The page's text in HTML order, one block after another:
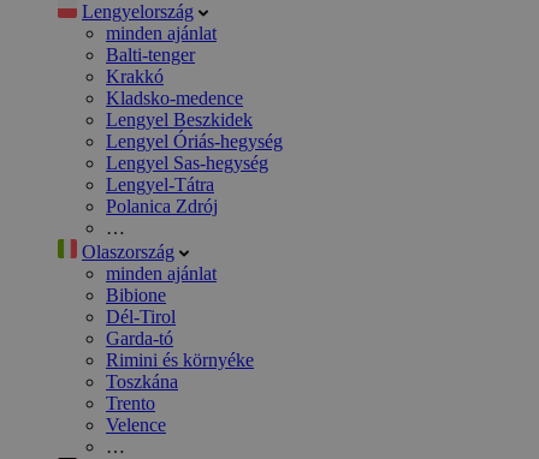
Lengyelország
minden ajánlat
Balti-tenger
Krakkó
Kladsko-medence
Lengyel Beszkidek
Lengyel Óriás-hegység
Lengyel Sas-hegység
Lengyel-Tátra
Polanica Zdrój
…
Olaszország
minden ajánlat
Bibione
Dél-Tirol
Garda-tó
Rimini és környéke
Toszkána
Trento
Velence
…